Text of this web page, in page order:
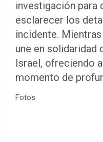
investigación para
esclarecer los
incidente.
une en solidaridad
Israel, ofreciendo
momento de
Fotos